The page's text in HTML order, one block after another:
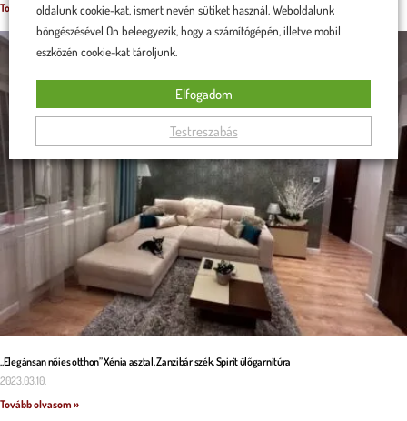
Tovább olvasom »
„Elegánsan nőies otthon” Xénia asztal, Zanzibár szék, Spirit ülőgarnitúra
2023.03.10.
Tovább olvasom »
oldalunk cookie-kat, ismert nevén sütiket használ. Weboldalunk
böngészésével Ön beleegyezik, hogy a számítógépén, illetve mobil
eszközén cookie-kat tároljunk.
Testreszabás
Elfogadom